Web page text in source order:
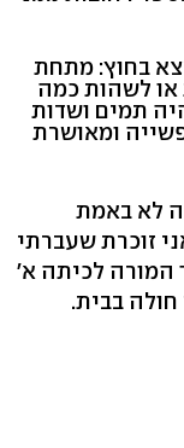
בחוץ: מתחת
לשהות כמה
תמים ושדות
ומאושרת
לא באמת
זוכרת שעברתי
המורה לכיתה א'
בבית.